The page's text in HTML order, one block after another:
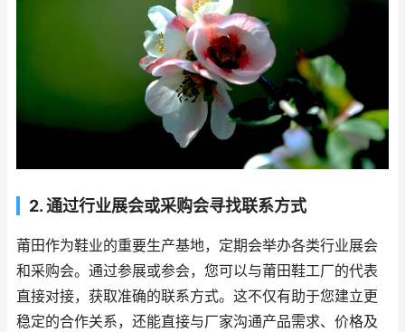
2. 通过行业展会或采购会寻找联系方式
莆田作为鞋业的重要生产基地，定期会举办各类行业展会
和采购会。通过参展或参会，您可以与莆田鞋工厂的代表
直接对接，获取准确的联系方式。这不仅有助于您建立更
稳定的合作关系，还能直接与厂家沟通产品需求、价格及